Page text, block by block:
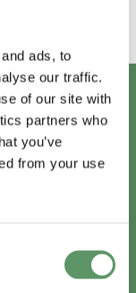
ads, to
our traffic.
of our site with
partners who
you’ve
from your use